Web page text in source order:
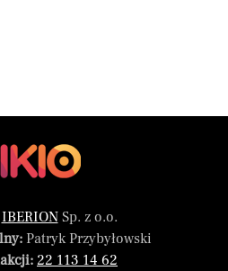
IBERIONSp. z o.o.
Patryk Przybyłowski
22 113 14 62